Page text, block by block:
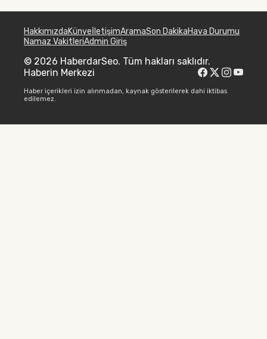
HakkımızdaKünyeİletişimAramaSon DakikaHava Durumu
Namaz VakitleriAdmin Giriş
© 2026 HaberdarSeo. Tüm hakları saklıdır.
Haberin Merkezi
Haber içerikleri izin alınmadan, kaynak gösterilerek dahi iktibas
edilemez.